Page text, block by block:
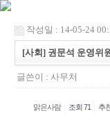
작성일 : 14-05-24
[사회] 권문석 운영위
글쓴이 : 사무처
맑은사람 조회 71 추